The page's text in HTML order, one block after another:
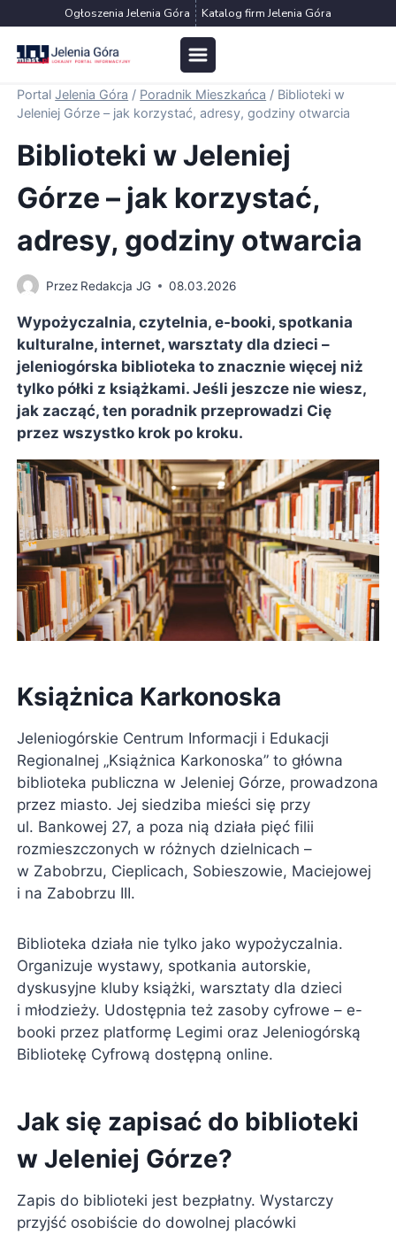
do
treści
Ogłoszenia Jelenia Góra Katalog firm Jelenia Góra
PortalJelenia Góra / Poradnik Mieszkańca / Biblioteki w
Jeleniej Górze – jak korzystać, adresy, godziny otwarcia
Biblioteki w Jeleniej
Górze – jak korzystać,
adresy, godziny otwarcia
Przez Redakcja JG 08.03.2026
Wypożyczalnia, czytelnia, e-booki, spotkania
kulturalne, internet, warsztaty dla dzieci –
jeleniogórska biblioteka to znacznie więcej niż
tylko półki z książkami. Jeśli jeszcze nie wiesz,
jak zacząć, ten poradnik przeprowadzi Cię
przez wszystko krok po kroku.
Książnica Karkonoska
Jeleniogórskie Centrum Informacji i Edukacji
Regionalnej „Książnica Karkonoska” to główna
biblioteka publiczna w Jeleniej Górze, prowadzona
przez miasto. Jej siedziba mieści się przy
ul. Bankowej 27, a poza nią działa pięć filii
rozmieszczonych w różnych dzielnicach –
w Zabobrzu, Cieplicach, Sobieszowie, Maciejowej
i na Zabobrzu III.
Biblioteka działa nie tylko jako wypożyczalnia.
Organizuje wystawy, spotkania autorskie,
dyskusyjne kluby książki, warsztaty dla dzieci
i młodzieży. Udostępnia też zasoby cyfrowe – e-
booki przez platformę Legimi oraz Jeleniogórską
Bibliotekę Cyfrową dostępną online.
Jak się zapisać do biblioteki
w Jeleniej Górze?
Zapis do biblioteki jest bezpłatny. Wystarczy
przyjść osobiście do dowolnej placówki